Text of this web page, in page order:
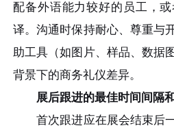
配备外语能力较好的员工，
译。沟通时保持耐心、尊重与
助工具（如图片、样品、数据
背景下的商务礼仪差异。
展后跟进的最佳时间间隔
首次跟进应在展会结束后